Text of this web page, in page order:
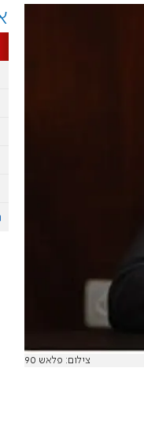
צילום: פלאש 90